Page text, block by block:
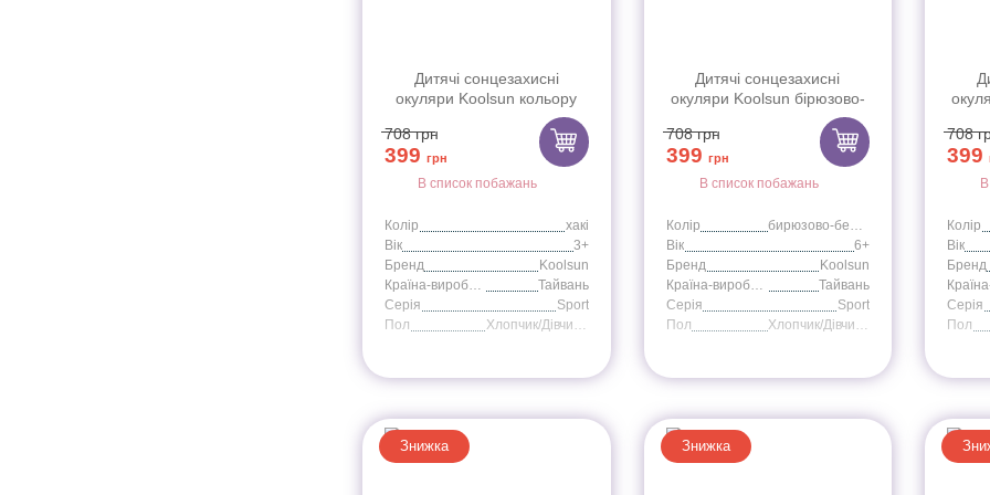
Дитячі сонцезахисні
окуляри Koolsun кольору
хакі серії Sport (Розмір: 3+)
708грн
399 грн
В список побажань
Колір
хакі
Вік
3+
Бренд
Koolsun
Країна-виробник
Тайвань
Серія
Sport
Пол
Хлопчик/Дівчинка
Дитячі сонцезахисні
окуляри Koolsun бірюзово-
білі серії Sport (Розмір: 6+)
708грн
399 грн
В список побажань
Колір
бирюзово-белые
Вік
6+
Бренд
Koolsun
Країна-виробник
Тайвань
Серія
Sport
Пол
Хлопчик/Дівчинка
708
399
Колір
Вік
Бренд
Серія
Пол
Знижка Знижка